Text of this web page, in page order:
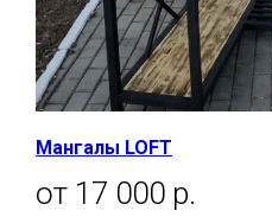
Мангалы LOFT
от 17 000 р.